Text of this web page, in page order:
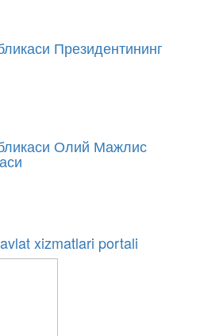
Президентининг
Олий Мажлис
xizmatlari portali